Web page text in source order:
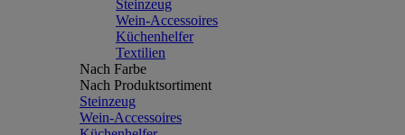
Steinzeug
Wein-Accessoires
Küchenhelfer
Textilien
Nach Farbe
Nach Produktsortiment
Steinzeug
Wein-Accessoires